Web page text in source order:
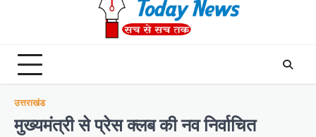
उत्तराखंड
मुख्यमंत्री से प्रेस क्लब की नव निर्वाचित